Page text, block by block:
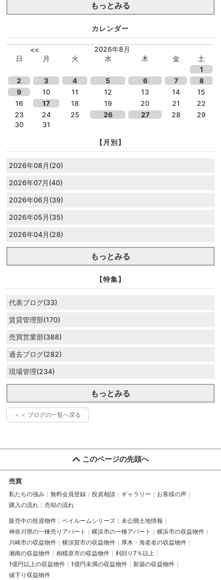
もっとみる
カレンダー
<<
2026年8月
日
月 火 水 木 金
土
1
2
3 4 5 6 7
8
9
10 11 12 13 14
15
16
17 18 19 20 21
22
23
24 25 26 27 28
29
30
31
【月別】
2026年08月(20)
2026年07月(40)
2026年06月(39)
2026年05月(35)
2026年04月(28)
もっとみる
【特集】
代表ブログ(33)
賃貸管理部(170)
売買営業部(388)
過去ブログ(282)
現場管理(234)
もっとみる
＜＜ ブログの一覧へ戻る
このページの先頭へ
売買
私たちの強み 無料会員登録 投資相談 ギャラリー
お客様の声
購入の流れ
売却の流れ
販売中の投資物件 ベイルームシリーズ
未公開土地情報
神奈川県の一棟売りアパート
横浜市の一棟アパート
横浜市の収益物件
川崎市の収益物件
横須賀市の収益物件
厚木・海老名の収益物件
湘南の収益物件
相模原市の収益物件
利回り7％以上
1億円以上の収益物件
1億円未満の収益物件
新築の収益物件
値下り収益物件